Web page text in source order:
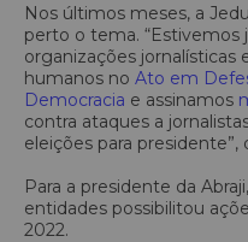
Nos últimos meses, a
perto o tema. “Estivemos
organizações jornalísticas
humanos no Ato em
Democracia e assinamos
contra ataques a
eleições para presidente”,
Para a presidente da
entidades possibilitou
2022.